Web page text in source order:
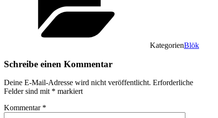
KategorienBlök
Schreibe einen Kommentar
Deine E-Mail-Adresse wird nicht veröffentlicht. Erforderliche
Felder sind mit * markiert
Kommentar *